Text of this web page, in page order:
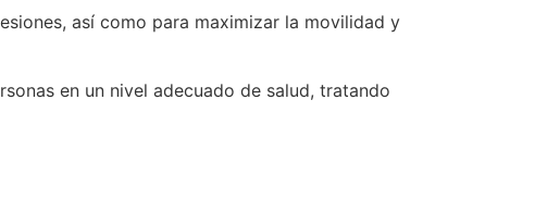
así como para maximizar la movilidad y
en un nivel adecuado de salud, tratando